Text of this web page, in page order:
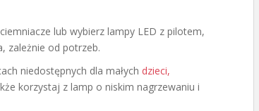
lub wybierz lampy LED z pilotem,
zależnie od potrzeb.
niedostępnych dla małych dzieci,
korzystaj z lamp o niskim nagrzewaniu i